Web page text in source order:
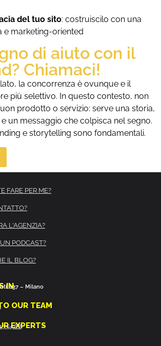
del tuo sito: costruiscilo con una
e marketing-oriented
di aiuto con il
Chiamaci!
la concorrenza è ovunque e il
più selettivo. In questo contesto, non
prodotto o servizio: serve una storia,
e un messaggio che colpisca nel segno.
e storytelling sono fondamentali.
FARE PER ME?
L'AGENZIA?
PODCAST?
IL BLOG?
IN137 – Milano
OUR TEAM
EXPERTS
54 88